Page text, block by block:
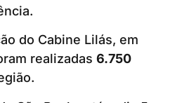
do Cabine Lilás, em
realizadas 6.750